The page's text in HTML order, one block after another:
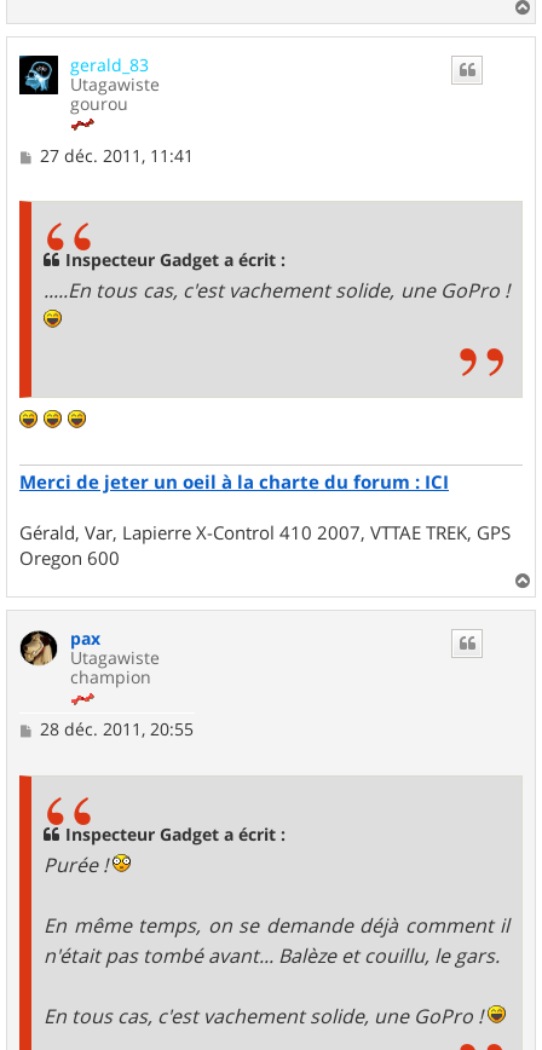
a
gerald_83
Utagawiste
gourou
M
27 déc. 2011, 11:41
Inspecteur Gadget a écrit :
.....En tous cas, c'est vachement solide, une GoPro !
Merci de jeter un oeil à la charte du forum : ICI
Gérald, Var, Lapierre X-Control 410 2007, VTTAE TREK, GPS
Oregon 600
a
pax
Utagawiste
champion
M
28 déc. 2011, 20:55
Inspecteur Gadget a écrit :
Purée !
En même temps, on se demande déjà comment il
n'était pas tombé avant... Balèze et couillu, le gars.
En tous cas, c'est vachement solide, une GoPro !